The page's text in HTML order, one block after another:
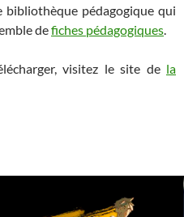
bibliothèque pédagogique qui
defiches pédagogiques.
visitez le site de la